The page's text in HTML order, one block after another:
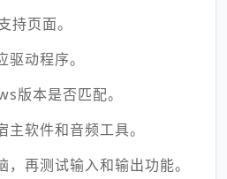
页面。
动程序。
版本是否匹配。
软件和音频工具。
再测试输入和输出功能。